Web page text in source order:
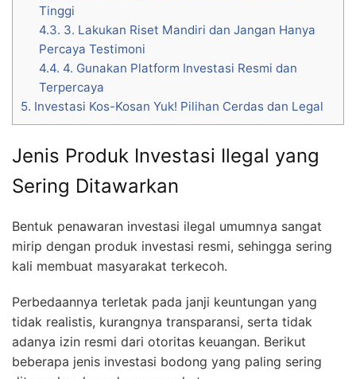
Tinggi
4.3. 3. Lakukan Riset Mandiri dan Jangan Hanya
Percaya Testimoni
4.4. 4. Gunakan Platform Investasi Resmi dan
Terpercaya
5. Investasi Kos-Kosan Yuk! Pilihan Cerdas dan Legal
Jenis Produk Investasi Ilegal yang
Sering Ditawarkan
Bentuk penawaran investasi ilegal umumnya sangat
mirip dengan produk investasi resmi, sehingga sering
kali membuat masyarakat terkecoh.
Perbedaannya terletak pada janji keuntungan yang
tidak realistis, kurangnya transparansi, serta tidak
adanya izin resmi dari otoritas keuangan. Berikut
beberapa jenis investasi bodong yang paling sering